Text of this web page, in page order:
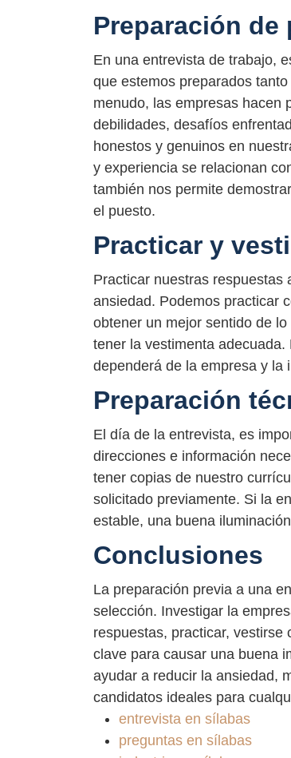
Preparación
En una entrevista de trabajo,
que estemos preparados
menudo, las empresas hacen
debilidades, desafíos
honestos y genuinos en
y experiencia se relacionan
también nos permite
el puesto.
Practicar y
Practicar nuestras respuestas
ansiedad. Podemos practicar
obtener un mejor sentido de
tener la vestimenta
dependerá de la empresa y la
Preparación
El día de la entrevista, es
direcciones e información
tener copias de nuestro
solicitado previamente. Si la
estable, una buena
Conclusiones
La preparación previa a una
selección. Investigar la
respuestas, practicar,
clave para causar una buena
ayudar a reducir la ansiedad,
candidatos ideales para
entrevista en sílabas
preguntas en sílabas